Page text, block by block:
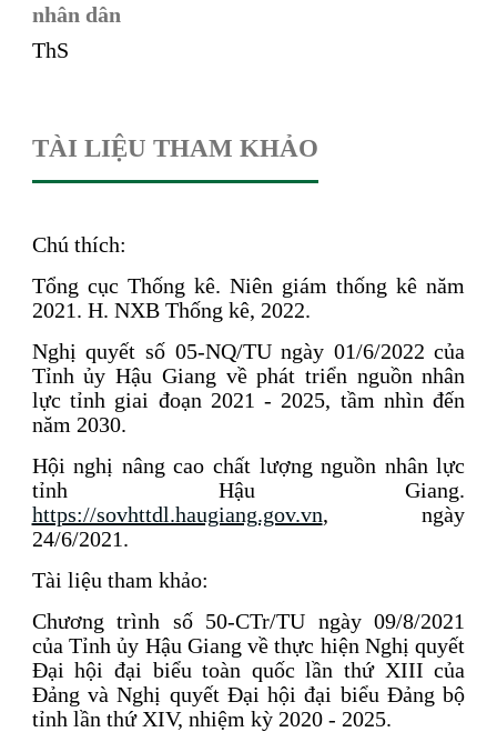
nhân dân
ThS
TÀI LIỆU THAM KHẢO
Chú thích:
Tổng cục Thống kê. Niên giám thống kê năm
2021. H. NXB Thống kê, 2022.
Nghị quyết số 05-NQ/TU ngày 01/6/2022 của
Tỉnh ủy Hậu Giang về phát triển nguồn nhân
lực tỉnh giai đoạn 2021 - 2025, tầm nhìn đến
năm 2030.
Hội nghị nâng cao chất lượng nguồn nhân lực
tỉnh Hậu Giang.
https://sovhttdl.haugiang.gov.vn, ngày
24/6/2021.
Tài liệu tham khảo:
Chương trình số 50-CTr/TU ngày 09/8/2021
của Tỉnh ủy Hậu Giang về thực hiện Nghị quyết
Đại hội đại biểu toàn quốc lần thứ XIII của
Đảng và Nghị quyết Đại hội đại biểu Đảng bộ
tỉnh lần thứ XIV, nhiệm kỳ 2020 - 2025.